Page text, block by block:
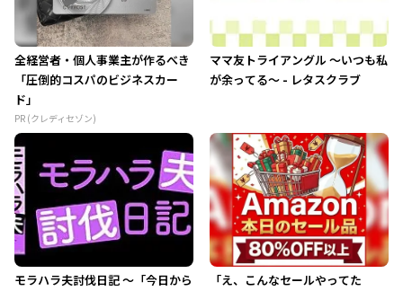
全経営者・個人事業主が作るべき
「圧倒的コスパのビジネスカー
ド」
PR (クレディセゾン)
ママ友トライアングル ～いつも私
が余ってる～ - レタスクラブ
モラハラ夫討伐日記 ～「今日から 「え、こんなセールやってた